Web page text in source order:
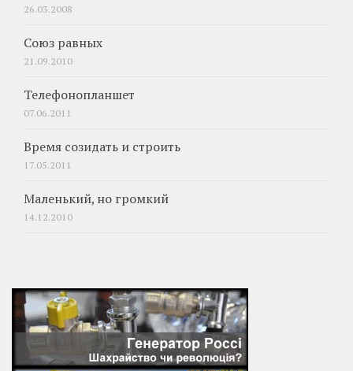
26.03.2008
Союз равных
21.09.2010
Телефонопланшет
07.06.2011
Время созидать и строить
17.05.2011
Маленький, но громкий
14.12.2010